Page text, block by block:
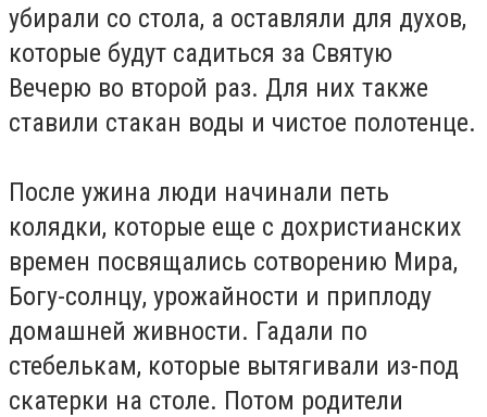
убирали со стола, а оставляли для духов,
которые будут садиться за Святую
Вечерю во второй раз. Для них также
ставили стакан воды и чистое полотенце.
После ужина люди начинали петь
колядки, которые еще с дохристианских
времен посвящались сотворению Мира,
Богу-солнцу, урожайности и приплоду
домашней живности. Гадали по
стебелькам, которые вытягивали из-под
скатерки на столе. Потом родители